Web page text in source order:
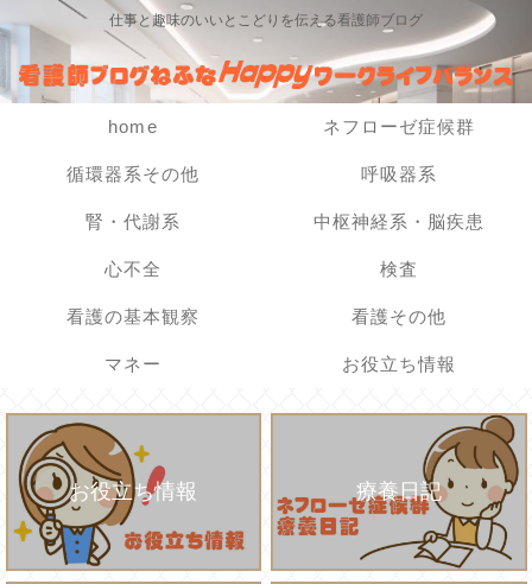
仕事と趣味のいいとこどりを伝える看護師ブログ
home ネフローゼ症候群
循環器系その他 呼吸器系
腎・代謝系 中枢神経系・脳疾患
心不全 検査
看護の基本観察 看護その他
マネー お役立ち情報
お役立ち情報 療養日記